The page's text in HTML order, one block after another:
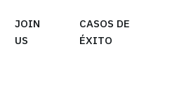
JOIN
US
CASOS DE
ÉXITO
privacy very seriously.